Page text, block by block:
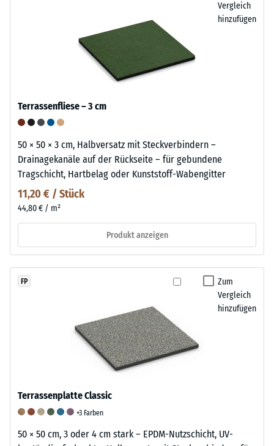
Vergleich
hinzufügen
Terrassenfliese – 3 cm
50 × 50 × 3 cm, Halbversatz mit Steckverbindern –
Drainagekanäle auf der Rückseite – für gebundene
Tragschicht, Hartbelag oder Kunststoff-Wabengitter
11,20 € / Stück
44,80 € / m²
Produkt anzeigen
Zum
Vergleich
hinzufügen
FP
Terrassenplatte Classic
+3 Farben
50 × 50 cm, 3 oder 4 cm stark – EPDM-Nutzschicht, UV-